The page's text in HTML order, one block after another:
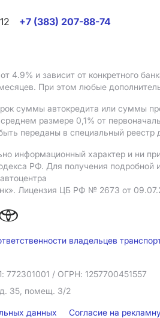
+7 (383) 207-88-74
4.9% и зависит от конкретного
При этом любые
суммы автокредита или суммы
размере 0,1% от
переданы в специальный
информационный характер и ни
РФ. Для получения подробной
Лицензия ЦБ РФ № 2673 от
владельцев
772301001 / ОГРН: 1257700451557
д. 35, помещ. 3/2
данных Согласие на